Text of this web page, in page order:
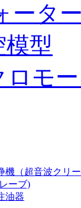
ータ
型
ロモ
機（超音波クリ
ーブ)
油器